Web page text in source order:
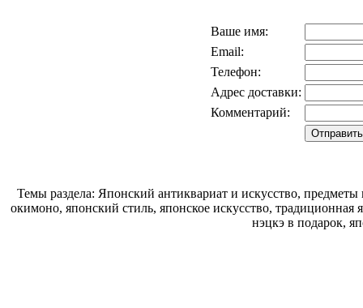
Ваше имя:
Email:
Телефон:
Адрес доставки:
Комментарий:
Темы раздела: Японский антиквариат и искусство,
окимоно, японский стиль, японское искусство,
нэцкэ в подарок,